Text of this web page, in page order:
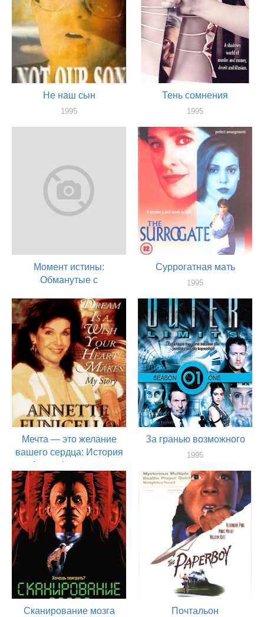
Не наш сын
1995
Тень сомнения
1995
Момент истины:
Обманутые с
доверия
1995
актер
Суррогатная мать
1995
Мечта — это желание
вашего сердца: История
Аннет Фуничелло
1995
актер
За гранью возможного
1995
Сканирование мозга Почтальон